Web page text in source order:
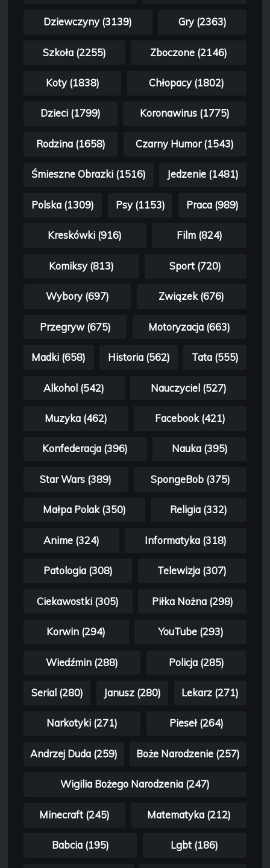
Dziewczyny (3139) Gry (2363)
Szkoła (2255) Zboczone (2146)
Koty (1838) Chłopacy (1802)
Dzieci (1799) Koronawirus (1775)
Rodzina (1658) Czarny Humor (1543)
Śmieszne Obrazki (1516) Jedzenie (1481)
Polska (1309) Psy (1153) Praca (989)
Kreskówki (916) Film (824)
Komiksy (813) Sport (720)
Wybory (697) Związek (676)
Przegryw (675) Motoryzacja (663)
Madki (658) Historia (562) Tata (555)
Alkohol (542) Nauczyciel (527)
Muzyka (462) Facebook (421)
Konfederacja (396) Nauka (395)
Star Wars (389) SpongeBob (375)
Małpa Polak (350) Religia (332)
Anime (324) Informatyka (318)
Patologia (308) Telewizja (307)
Ciekawostki (305) Piłka Nożna (298)
Korwin (294) YouTube (293)
Wiedźmin (288) Policja (285)
Serial (280) Janusz (280) Lekarz (271)
Narkotyki (271) Pieseł (264)
Andrzej Duda (259) Boże Narodzenie (257)
Wigilia Bożego Narodzenia (247)
Minecraft (245) Matematyka (212)
Babcia (195) Lgbt (186)